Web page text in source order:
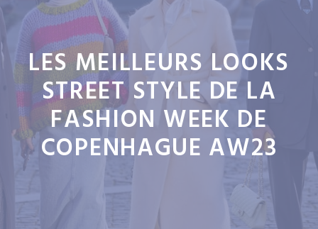
LES MEILLEURS LOOKS
STREET STYLE DE LA
FASHION WEEK DE
COPENHAGUE AW23